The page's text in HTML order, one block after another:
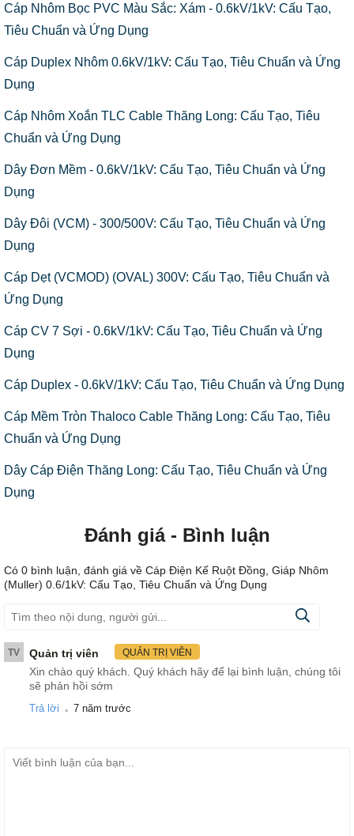
Cáp Nhôm Bọc PVC Màu Sắc: Xám - 0.6kV/1kV: Cấu Tạo,
Tiêu Chuẩn và Ứng Dụng
Cáp Duplex Nhôm 0.6kV/1kV: Cấu Tạo, Tiêu Chuẩn và Ứng
Dụng
Cáp Nhôm Xoắn TLC Cable Thăng Long: Cấu Tạo, Tiêu
Chuẩn và Ứng Dụng
Dây Đơn Mềm - 0.6kV/1kV: Cấu Tạo, Tiêu Chuẩn và Ứng
Dụng
Dây Đôi (VCM) - 300/500V: Cấu Tạo, Tiêu Chuẩn và Ứng
Dụng
Cáp Dẹt (VCMOD) (OVAL) 300V: Cấu Tạo, Tiêu Chuẩn và
Ứng Dụng
Cáp CV 7 Sợi - 0.6kV/1kV: Cấu Tạo, Tiêu Chuẩn và Ứng
Dụng
Cáp Duplex - 0.6kV/1kV: Cấu Tạo, Tiêu Chuẩn và Ứng Dụng
Cáp Mềm Tròn Thaloco Cable Thăng Long: Cấu Tạo, Tiêu
Chuẩn và Ứng Dụng
Dây Cáp Điện Thăng Long: Cấu Tạo, Tiêu Chuẩn và Ứng
Dụng
Đánh giá - Bình luận
Có 0 bình luận, đánh giá về Cáp Điện Kế Ruột Đồng, Giáp Nhôm
(Muller) 0.6/1kV: Cấu Tạo, Tiêu Chuẩn và Ứng Dụng
TV Quản trị viên QUẢN TRỊ VIÊN
Xin chào quý khách. Quý khách hãy để lại bình luận, chúng tôi
sẽ phản hồi sớm
Trả lời . 7 năm trước